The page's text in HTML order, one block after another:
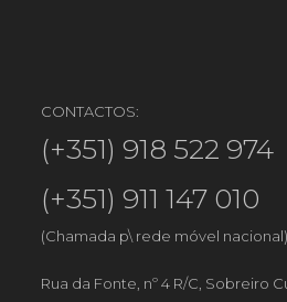
CONTACTOS:
(+351) 918 522 974
(+351) 911 147 010
(Chamada p\ rede móvel nacional)
Rua da Fonte, nº 4 R/C, Sobreiro